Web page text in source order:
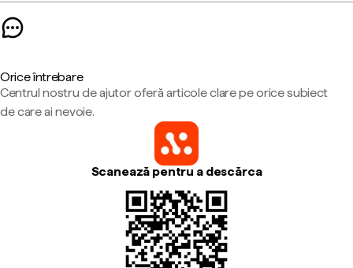
Orice întrebare
Centrul nostru de ajutor oferă articole clare pe orice subiect
de care ai nevoie.
Scanează pentru a descărca